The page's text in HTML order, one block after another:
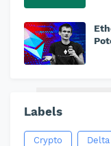
1.050
Labels
Crypto Delta